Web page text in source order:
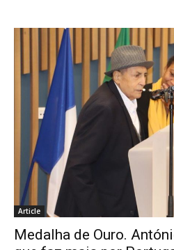
Article
Medalha de Ouro.